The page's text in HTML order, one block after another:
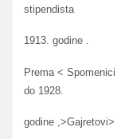
stipendista
1913. godine .
Prema <
do 1928.
godine